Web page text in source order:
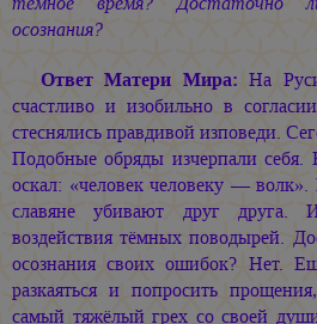
осознания?
Ответ Матери Мира: На
счастливо и изобильно в
стеснялись правдивой изповеди.
Подобные обряды изчерпали
оскал: «человек человеку —
славяне убивают друг друга.
воздействия тёмных поводырей.
осознания своих ошибок? Нет.
разкаяться и попросить
самый тяжёлый грех со своей